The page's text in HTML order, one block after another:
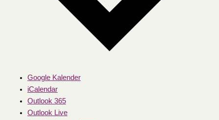
Google Kalender
iCalendar
Outlook 365
Outlook Live